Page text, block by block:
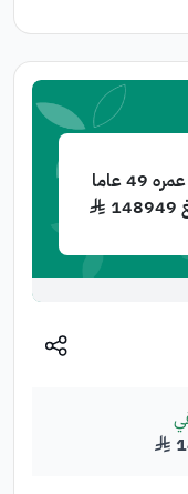
عليه امر بالتنفيذ وحكم بالسجن عمره 49 عاما
﷼